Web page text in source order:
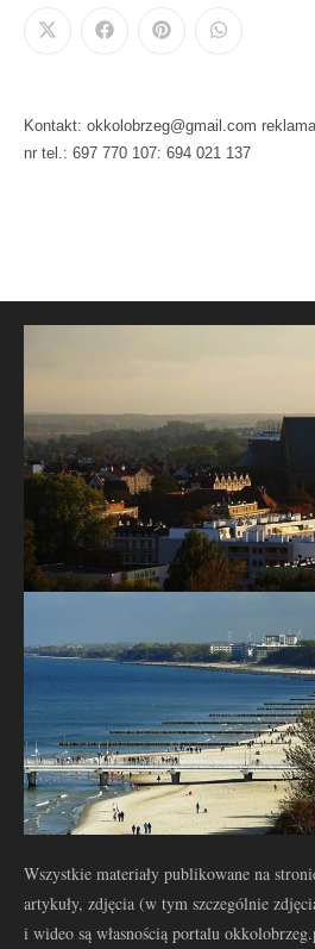
Kontakt: okkolobrzeg@gmail.com
nr tel.: 697 770 107: 694 021 137
Wszystkie materiały publikowane na
artykuły, zdjęcia (w tym szczególnie
i wideo są własnością portalu